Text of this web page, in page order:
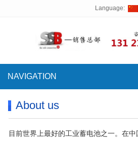
Language:
NAVIGATION
About us
目前世界上最好的工业蓄电池之一。在